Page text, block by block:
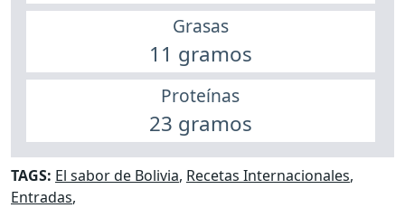
Grasas
11 gramos
Proteínas
23 gramos
TAGS: El sabor de Bolivia, Recetas Internacionales,
Entradas,